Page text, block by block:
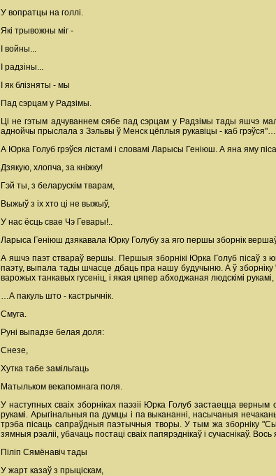
У вопратцы на голлі.
Які трывожны міг -
I войны...
І радзіны...
І як блізняты - мы
Пад сэрцам у Радзімы.
Ці не гэтым адчуваннем сябе пад сэрцам у Радзімы тады яшчэ
аднойчы прыслала з Зэльвы ў Менск цёплыя рукавіцы - каб грэўся"…
А Юрка Голуб грэўся лістамі і словамі Ларысы Геніюш. А яна яму
Дзякую, хлопча, за кніжку!
Гэй ты, з беларускім тварам,
Выжыў з іх хто ці не выжыў,
У нас ёсць свае Чэ Гевары!..
Ларыса Геніюш дзякавала Юрку Голубу за яго першы зборнік
А яшчэ паэт ствараў вершы. Першыя зборнікі Юрка Голуб пісаў з
паэту, выпала тады шчасце дбаць пра нашу будучыню. А ў
варожых танкавых гусеніц, і якая цяпер абходжаная людскімі рукамі,
…А пакуль што - кастрычнік.
Смуга.
Руні выпадзе белая доля:
Снезе,
Хутка табе замільгаць
Матыльком векапомнага поля.
У наступных сваіх зборніках паэзіі Юрка Голуб застаецца
рукамі. Арыгінальныя па думцы і па выкананні, насычаныя
трэба пісаць сапраўдныя паэтычныя творы. У тым жа зборніку
зямныя рэаліі, убачаць постаці сваіх папярэднікаў і сучаснікаў.
Піліп Сямёнавіч тады
У жарт казаў з прыціскам,